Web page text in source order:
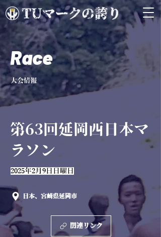
Race
大会情報
第63回延岡西日本マ
ラソン
2025年2月9日日曜日
日本、宮崎県延岡市
関連リンク